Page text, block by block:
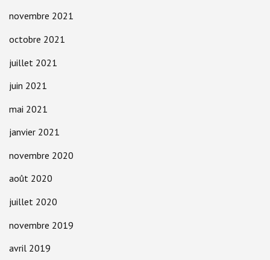
novembre 2021
octobre 2021
juillet 2021
juin 2021
mai 2021
janvier 2021
novembre 2020
août 2020
juillet 2020
novembre 2019
avril 2019